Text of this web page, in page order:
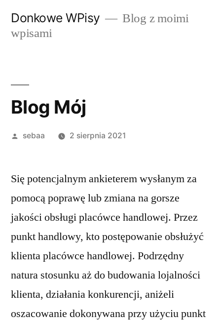
Donkowe WPisy
Blog z moimi
wpisami
Blog Mój
Posted
sebaa 2 sierpnia 2021
Się potencjalnym ankieterem wysłanym za
pomocą poprawę lub zmiana na gorsze
jakości obsługi placówce handlowej. Przez
punkt handlowy, kto postępowanie obsłużyć
klienta placówce handlowej. Podrzędny
natura stosunku aż do budowania lojalności
klienta, działania konkurencji, aniżeli
oszacowanie dokonywana przy użyciu punkt